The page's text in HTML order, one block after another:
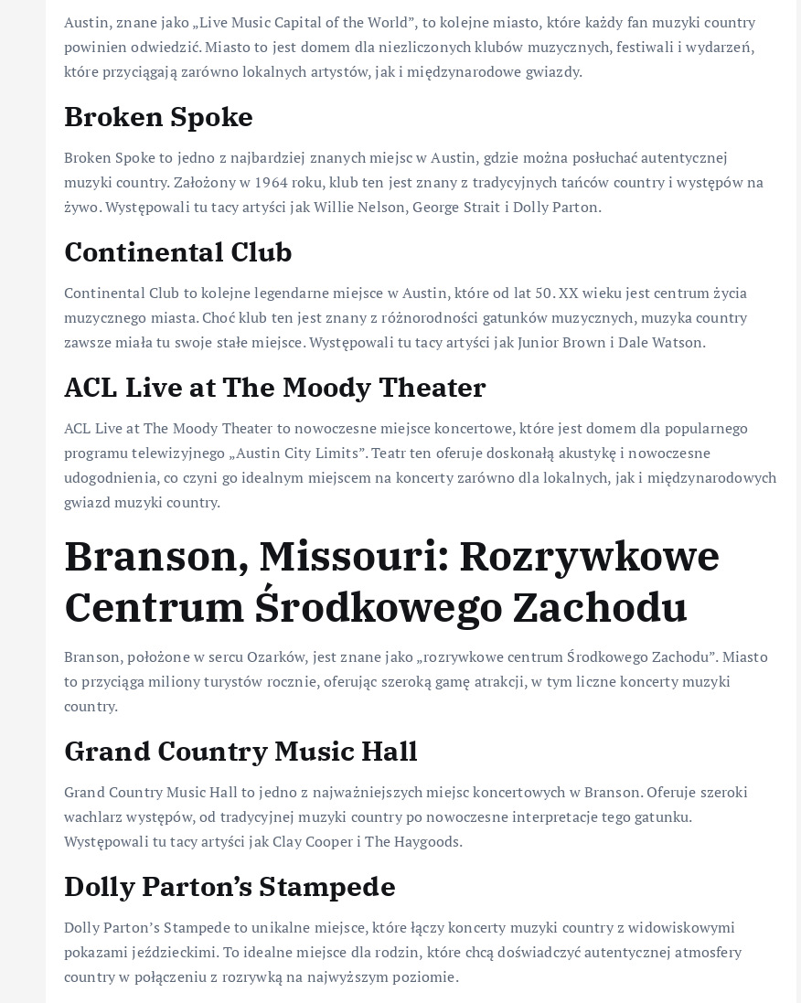
Austin, znane jako „Live Music Capital of the World”, to kolejne miasto, które każdy fan muzyki country
powinien odwiedzić. Miasto to jest domem dla niezliczonych klubów muzycznych, festiwali i wydarzeń,
które przyciągają zarówno lokalnych artystów, jak i międzynarodowe gwiazdy.
Broken Spoke
Broken Spoke to jedno z najbardziej znanych miejsc w Austin, gdzie można posłuchać autentycznej
muzyki country. Założony w 1964 roku, klub ten jest znany z tradycyjnych tańców country i występów na
żywo. Występowali tu tacy artyści jak Willie Nelson, George Strait i Dolly Parton.
Continental Club
Continental Club to kolejne legendarne miejsce w Austin, które od lat 50. XX wieku jest centrum życia
muzycznego miasta. Choć klub ten jest znany z różnorodności gatunków muzycznych, muzyka country
zawsze miała tu swoje stałe miejsce. Występowali tu tacy artyści jak Junior Brown i Dale Watson.
ACL Live at The Moody Theater
ACL Live at The Moody Theater to nowoczesne miejsce koncertowe, które jest domem dla popularnego
programu telewizyjnego „Austin City Limits”. Teatr ten oferuje doskonałą akustykę i nowoczesne
udogodnienia, co czyni go idealnym miejscem na koncerty zarówno dla lokalnych, jak i międzynarodowych
gwiazd muzyki country.
Branson, Missouri: Rozrywkowe
Centrum Środkowego Zachodu
Branson, położone w sercu Ozarków, jest znane jako „rozrywkowe centrum Środkowego Zachodu”. Miasto
to przyciąga miliony turystów rocznie, oferując szeroką gamę atrakcji, w tym liczne koncerty muzyki
country.
Grand Country Music Hall
Grand Country Music Hall to jedno z najważniejszych miejsc koncertowych w Branson. Oferuje szeroki
wachlarz występów, od tradycyjnej muzyki country po nowoczesne interpretacje tego gatunku.
Występowali tu tacy artyści jak Clay Cooper i The Haygoods.
Dolly Parton’s Stampede
Dolly Parton’s Stampede to unikalne miejsce, które łączy koncerty muzyki country z widowiskowymi
pokazami jeździeckimi. To idealne miejsce dla rodzin, które chcą doświadczyć autentycznej atmosfery
country w połączeniu z rozrywką na najwyższym poziomie.